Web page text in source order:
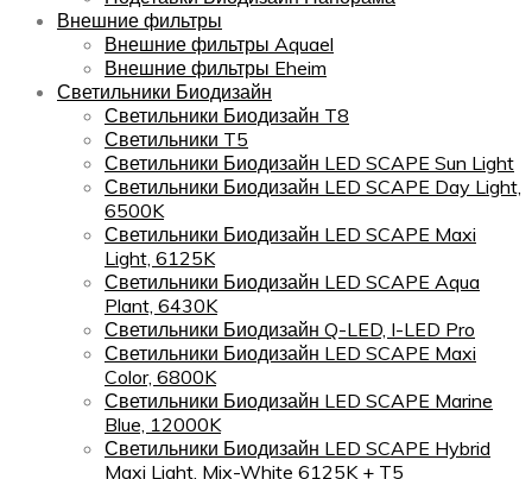
Внешние фильтры
Внешние фильтры Aquael
Внешние фильтры Eheim
Светильники Биодизайн
Светильники Биодизайн T8
Светильники T5
Светильники Биодизайн LED SCAPE Sun Light
Светильники Биодизайн LED SCAPE Day Light,
6500K
Светильники Биодизайн LED SCAPE Maxi
Light, 6125K
Светильники Биодизайн LED SCAPE Aqua
Plant, 6430K
Светильники Биодизайн Q-LED, I-LED Pro
Светильники Биодизайн LED SCAPE Maxi
Color, 6800K
Светильники Биодизайн LED SCAPE Marine
Blue, 12000K
Светильники Биодизайн LED SCAPE Hybrid
Maxi Light, Mix-White 6125K + T5